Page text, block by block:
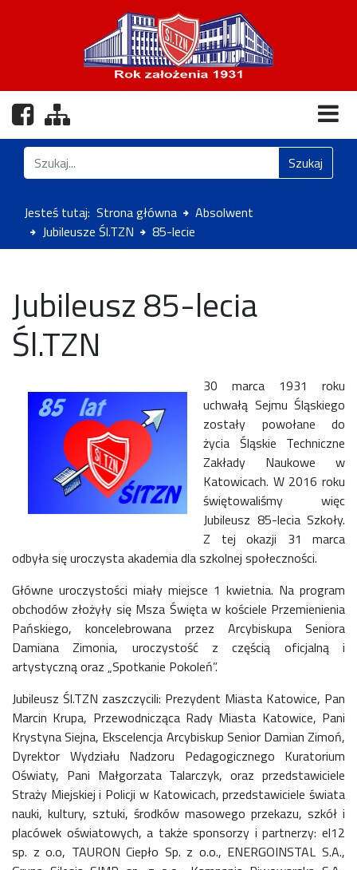
Nasz profil na Facebooku
Jesteś tutaj: Strona główna
Absolwent
Jubileusze Śl.TZN
85-lecie
Znajdź na stronie Szukaj
Jubileusz 85-lecia
Śl.TZN
30 marca 1931 roku
uchwałą Sejmu Śląskiego
zostały powołane do
życia Śląskie Techniczne
Zakłady Naukowe w
Katowicach. W 2016 roku
świętowaliśmy więc
Jubileusz 85-lecia Szkoły.
Z tej okazji 31 marca
odbyła się uroczysta akademia dla szkolnej społeczności.
Główne uroczystości miały miejsce 1 kwietnia. Na program
obchodów złożyły się Msza Święta w kościele Przemienienia
Pańskiego, koncelebrowana przez Arcybiskupa Seniora
Damiana Zimonia, uroczystość z częścią oficjalną i
artystyczną oraz „Spotkanie Pokoleń”.
Jubileusz Śl.TZN zaszczycili: Prezydent Miasta Katowice, Pan
Marcin Krupa, Przewodnicząca Rady Miasta Katowice, Pani
Krystyna Siejna, Ekscelencja Arcybiskup Senior Damian Zimoń,
Dyrektor Wydziału Nadzoru Pedagogicznego Kuratorium
Oświaty, Pani Małgorzata Talarczyk, oraz przedstawiciele
Straży Miejskiej i Policji w Katowicach, przedstawiciele świata
nauki, kultury, sztuki, środków masowego przekazu, szkół i
placówek oświatowych, a także sponsorzy i partnerzy: el12
sp. z o.o, TAURON Ciepło Sp. z o.o., ENERGOINSTAL S.A.,